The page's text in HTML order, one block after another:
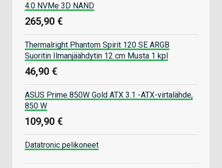
4.0 NVMe 3D NAND
265,90 €
Thermalright Phantom Spirit 120 SE ARGB
Suoritin Ilmanjäähdytin 12 cm Musta 1 kpl
46,90 €
ASUS Prime 850W Gold ATX 3.1 -ATX-virtalähde,
850 W
109,90 €
Datatronic pelikoneet